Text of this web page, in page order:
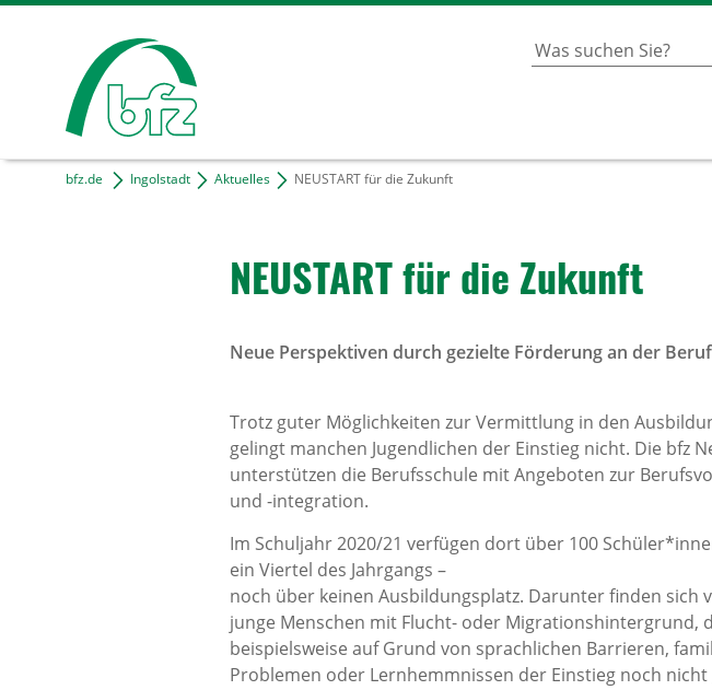
bfz.de Ingolstadt Aktuelles NEUSTART für die Zukunft
NEUSTART für die Zukunft
Neue Perspektiven durch gezielte Förderung an der
Trotz guter Möglichkeiten zur Vermittlung in den
gelingt manchen Jugendlichen der Einstieg nicht. Die bfz
unterstützen die Berufsschule mit Angeboten zur
und -integration.
Im Schuljahr 2020/21 verfügen dort über 100
ein Viertel des Jahrgangs –
noch über keinen Ausbildungsplatz. Darunter finden sich
junge Menschen mit Flucht- oder Migrationshintergrund,
beispielsweise auf Grund von sprachlichen Barrieren,
Problemen oder Lernhemmnissen der Einstieg noch nicht